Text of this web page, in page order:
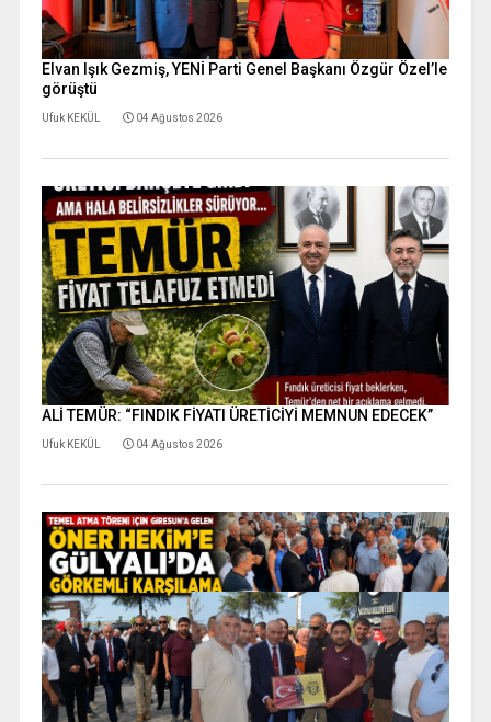
Elvan Işık Gezmiş, YENİ Parti Genel Başkanı Özgür Özel’le
görüştü
Ufuk KEKÜL 04 Ağustos 2026
ALİ TEMÜR: “FINDIK FİYATI ÜRETİCİYİ MEMNUN EDECEK”
Ufuk KEKÜL 04 Ağustos 2026